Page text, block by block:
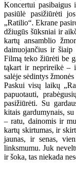
Koncertui pasibaigus
pasiūlė pasižiūrėti
„Ratilio“. Ekrane
džiugūs šūksniai ir
kartų ansamblio
dainuojančius ir šiaip
Filmą teko žiūrėti be
tąkart ir neprireikė –
salėje sėdintys
Paskui visų laikų
papuotauti,
pasižiūrėti. Su
kitais gardumynais,
– ratu, dainomis ir
kartų skirtumas, ir
jaunas, ir senas,
linksmumu. Juk
ir šoka, tas niekada